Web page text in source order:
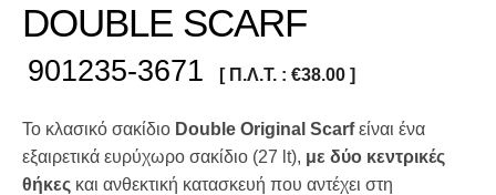
DOUBLE SCARF
901235-3671 [ Π.Λ.Τ. : €38.00 ]
Το κλασικό σακίδιο Double Original Scarfείναι ένα
εξαιρετικά ευρύχωρο σακίδιο (27 lt), με δύο κεντρικές
θήκες και ανθεκτική κατασκευή που αντέχει στη